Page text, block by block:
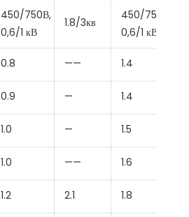
450/750В,
0,6/1 кВ
1.8/3кв
450/750В,
0,6/1 кВ
0.8 —— 1.4
0.9 — 1.4
1.0 — 1.5
1.0 —— 1.6
1.2 2.1 1.8